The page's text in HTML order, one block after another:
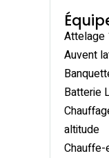
Attelage
Auvent
Batterie
altitude
Chauffe-